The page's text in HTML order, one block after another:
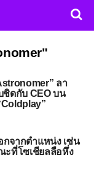
ลา
ดกับ CEO บน
จากตำแหน่ง เซ่น
ที่โซเชียลลือหึ่ง